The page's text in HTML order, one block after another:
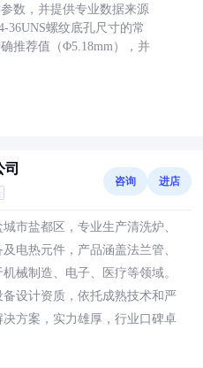
数，并提供专业数据来源
36UNS螺纹底孔尺寸的常
推荐值（Φ5.18mm），并
咨询 进店
市盐都区，专业生产清洗炉、
电热元件，产品涵盖法兰管、
械制造、电子、医疗等领域。
设计资质，依托成熟技术和严
方案，实力雄厚，行业口碑卓